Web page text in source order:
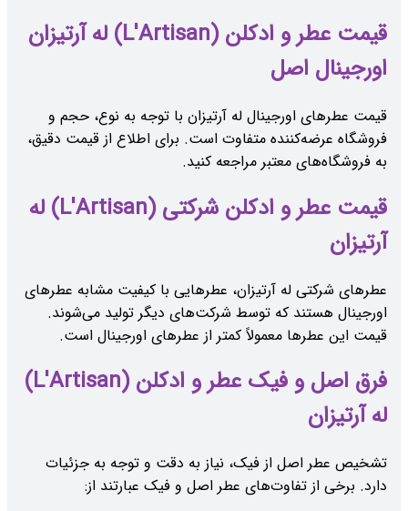
قیمت عطر و ادکلن (L'Artisan) له آرتیزان
اورجینال اصل
قیمت عطرهای اورجینال له آرتیزان با توجه به نوع، حجم و
فروشگاه عرضه‌کننده متفاوت است. برای اطلاع از قیمت دقیق،
به فروشگاه‌های معتبر مراجعه کنید.
قیمت عطر و ادکلن شرکتی (L'Artisan) له
آرتیزان
عطرهای شرکتی له آرتیزان، عطرهایی با کیفیت مشابه عطرهای
اورجینال هستند که توسط شرکت‌های دیگر تولید می‌شوند.
قیمت این عطرها معمولاً کمتر از عطرهای اورجینال است.
فرق اصل و فیک عطر و ادکلن (L'Artisan)
له آرتیزان
تشخیص عطر اصل از فیک، نیاز به دقت و توجه به جزئیات
دارد. برخی از تفاوت‌های عطر اصل و فیک عبارتند از: